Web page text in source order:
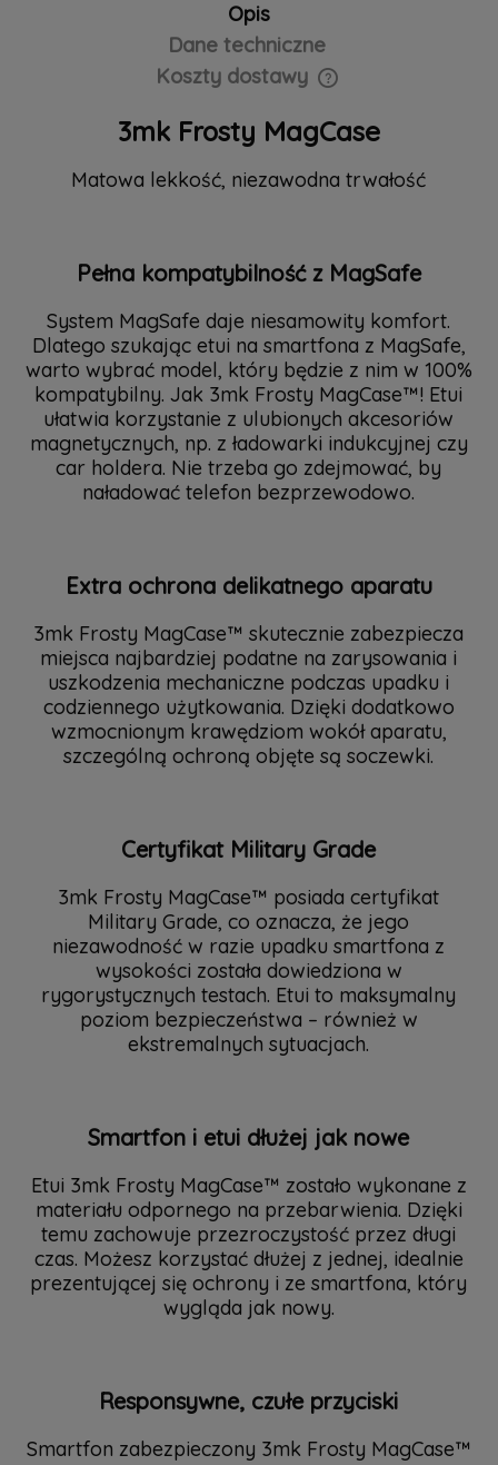
Opis
Dane techniczne
Koszty dostawy
Cena nie zawiera ewentualnych kosztów płatności
3mk Frosty MagCase
Matowa lekkość, niezawodna trwałość
Pełna kompatybilność z MagSafe
System MagSafe daje niesamowity komfort.
Dlatego szukając etui na smartfona z MagSafe,
warto wybrać model, który będzie z nim w 100%
kompatybilny. Jak 3mk Frosty MagCase™! Etui
ułatwia korzystanie z ulubionych akcesoriów
magnetycznych, np. z ładowarki indukcyjnej czy
car holdera. Nie trzeba go zdejmować, by
naładować telefon bezprzewodowo.
Extra ochrona delikatnego aparatu
3mk Frosty MagCase™ skutecznie zabezpiecza
miejsca najbardziej podatne na zarysowania i
uszkodzenia mechaniczne podczas upadku i
codziennego użytkowania. Dzięki dodatkowo
wzmocnionym krawędziom wokół aparatu,
szczególną ochroną objęte są soczewki.
Certyfikat Military Grade
3mk Frosty MagCase™ posiada certyfikat
Military Grade, co oznacza, że jego
niezawodność w razie upadku smartfona z
wysokości została dowiedziona w
rygorystycznych testach. Etui to maksymalny
poziom bezpieczeństwa – również w
ekstremalnych sytuacjach.
Smartfon i etui dłużej jak nowe
Etui 3mk Frosty MagCase™ zostało wykonane z
materiału odpornego na przebarwienia. Dzięki
temu zachowuje przezroczystość przez długi
czas. Możesz korzystać dłużej z jednej, idealnie
prezentującej się ochrony i ze smartfona, który
wygląda jak nowy.
Responsywne, czułe przyciski
Smartfon zabezpieczony 3mk Frosty MagCase™